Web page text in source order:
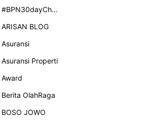
#BPN30dayChallenge2019
ARISAN BLOG
Asuransi
Asuransi Properti
Award
Berita OlahRaga
BOSO JOWO